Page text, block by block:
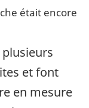
était encore
et font
en mesure